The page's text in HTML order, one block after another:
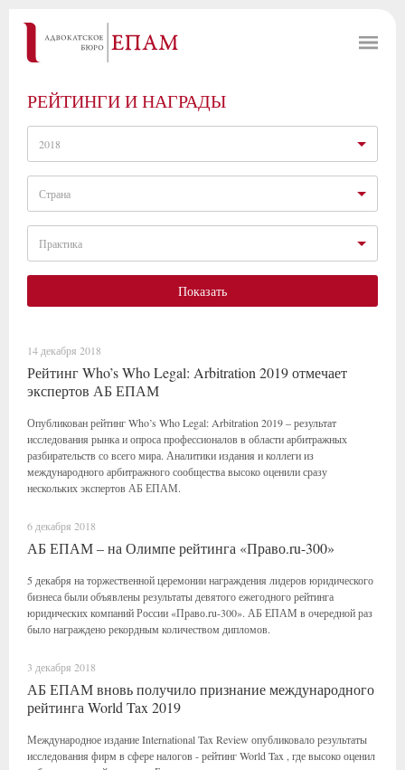
РЕЙТИНГИ И НАГРАДЫ
2018
Страна
Практика
Показать
14 декабря 2018
Рейтинг Who’s Who Legal: Arbitration 2019 отмечает
экспертов АБ ЕПАМ
Опубликован рейтинг Who’s Who Legal: Arbitration 2019 – результат
исследования рынка и опроса профессионалов в области арбитражных
разбирательств со всего мира. Аналитики издания и коллеги из
международного арбитражного сообщества высоко оценили сразу
нескольких экспертов АБ ЕПАМ.
6 декабря 2018
АБ ЕПАМ – на Олимпе рейтинга «Право.ru-300»
5 декабря на торжественной церемонии награждения лидеров юридического
бизнеса были объявлены результаты девятого ежегодного рейтинга
юридических компаний России «Право.ru-300». АБ ЕПАМ в очередной раз
было награждено рекордным количеством дипломов.
3 декабря 2018
АБ ЕПАМ вновь получило признание международного
рейтинга World Tax 2019
Международное издание International Tax Review опубликовало результаты
исследования фирм в сфере налогов - рейтинг World Tax , где высоко оценил